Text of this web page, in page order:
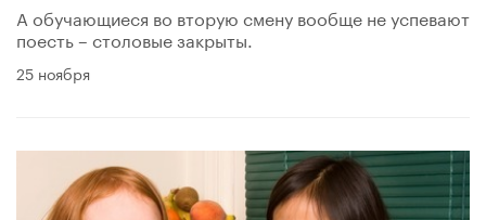
А обучающиеся во вторую смену вообще не успевают
поесть – столовые закрыты.
25 ноября